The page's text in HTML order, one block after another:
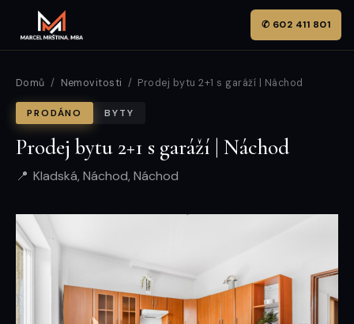
✆ 602 411 801
Domů / Nemovitosti / Prodej bytu 2+1 s garáží | Náchod
PRODÁNO BYTY
Prodej bytu 2+1 s garáží | Náchod
Kladská, Náchod, Náchod